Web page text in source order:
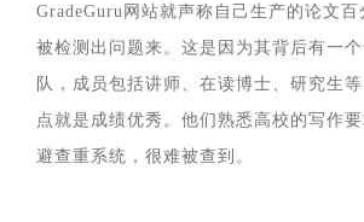
GradeGuru网站就声称自己生产的论文
被检测出问题来。这是因为其背后有一
队，成员包括讲师、在读博士、研究生
点就是成绩优秀。他们熟悉高校的写作
避查重系统，很难被查到。